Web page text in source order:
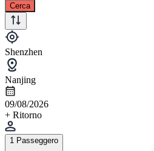
Cerca
Shenzhen
Nanjing
09/08/2026
+ Ritorno
1 Passeggero